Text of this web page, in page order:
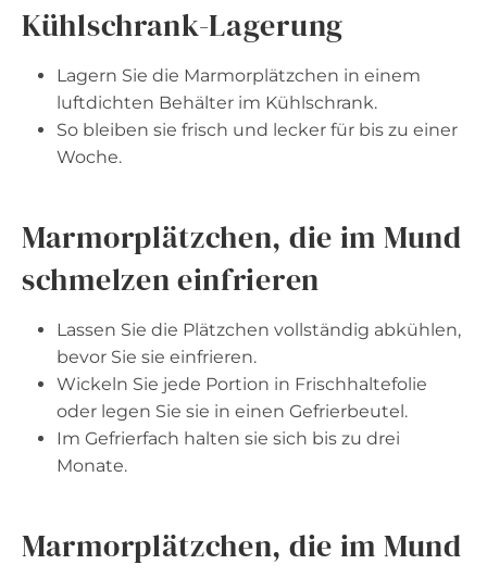
Kühlschrank-Lagerung
Lagern Sie die Marmorplätzchen in einem
luftdichten Behälter im Kühlschrank.
So bleiben sie frisch und lecker für bis zu einer
Woche.
Marmorplätzchen, die im Mund
schmelzen einfrieren
Lassen Sie die Plätzchen vollständig abkühlen,
bevor Sie sie einfrieren.
Wickeln Sie jede Portion in Frischhaltefolie
oder legen Sie sie in einen Gefrierbeutel.
Im Gefrierfach halten sie sich bis zu drei
Monate.
Marmorplätzchen, die im Mund